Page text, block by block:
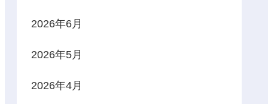
2026年6月
2026年5月
2026年4月